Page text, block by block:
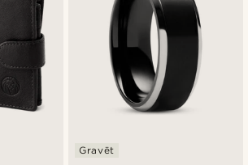
Gravēt